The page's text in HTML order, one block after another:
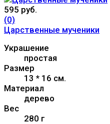
595 руб.
(0)
Царственные мученики
Украшение
простая
Размер
13 * 16 см.
Материал
дерево
Вес
280 г